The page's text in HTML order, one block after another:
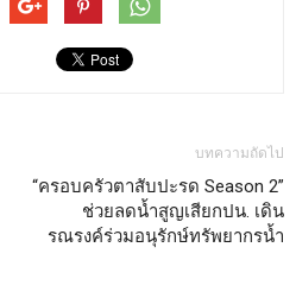
บทความถัดไป
“ครอบครัวตาสับปะรด Season 2”
ช่วยลดน้ำสูญเสียกปน. เดิน
รณรงค์ร่วมอนุรักษ์ทรัพยากรน้ำ